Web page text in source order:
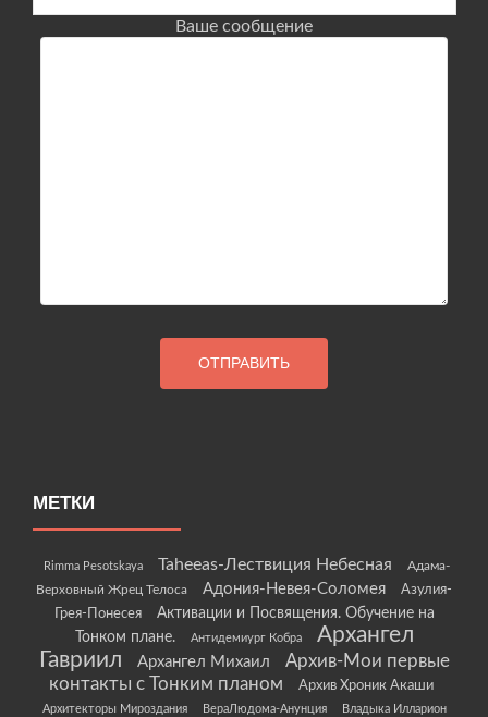
Ваше сообщение
МЕТКИ
Rimma Pesotskaya Taheeas-Лествиция Небесная
Адама-
Верховный Жрец Телоса
Адония-Невея-Соломея
Азулия-
Грея-Понесея
Активации и Посвящения. Обучение на
Тонком плане.
Антидемиург Кобра
Архангел
Гавриил
Архангел Михаил
Архив-Мои первые
контакты с Тонким планом
Архив Хроник Акаши
Архитекторы Мироздания ВераЛюдома-Анунция Владыка Илларион